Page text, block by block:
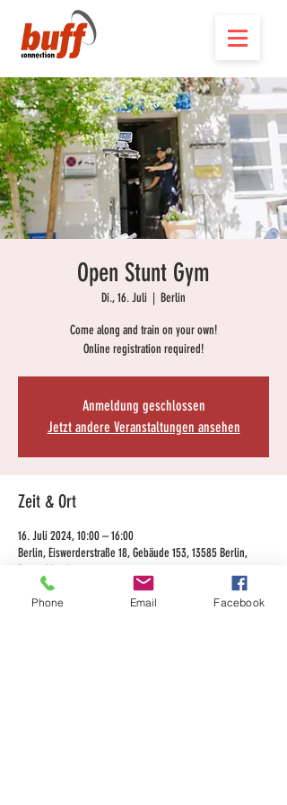
Open Stunt Gym
Di., 16. Juli
  |
Berlin
Come along and train on your own!
Online registration required!
Anmeldung geschlossen
Jetzt andere Veranstaltungen ansehen
Zeit & Ort
16. Juli 2024, 10:00 – 16:00
Berlin, Eiswerderstraße 18, Gebäude 153, 13585 Berlin,
Deutschland
Phone Email Facebook